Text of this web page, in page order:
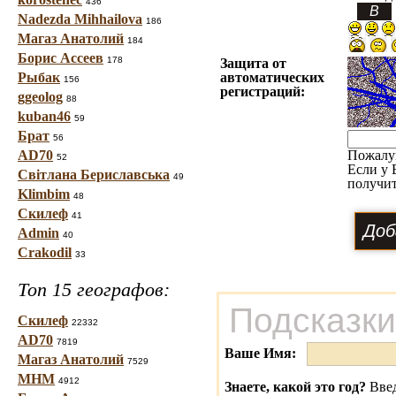
Nadezda Mihhailova 186
Магаз Анатолий 184
Борис Ассеев 178
Рыбак 156
ggeolog 88
kuban46 59
Брат 56
AD70 52
Світлана Бериславська 49
Klimbim 48
Скилеф 41
Admin 40
Crakodil 33
Топ 15 географов:
Скилеф 22332
AD70 7819
Магаз Анатолий 7529
МНМ 4912
Защита от
автоматических
регистраций:
Если у
Ваше Имя:
Знаете, какой это год?